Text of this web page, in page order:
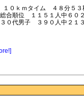
１０ｋｍタイム ４８分５３
総合順位 １１５１人中６０
３０代男子 ３９０人中２１